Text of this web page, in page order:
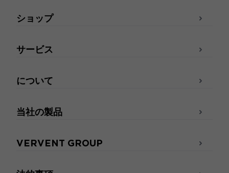
ショップ
サービス
について
当社の製品
VERVENT GROUP